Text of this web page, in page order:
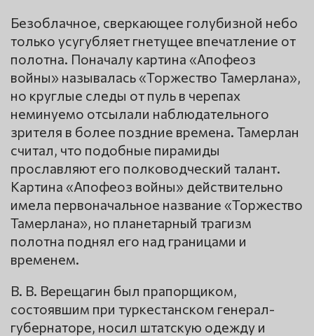
Безоблачное, сверкающее голубизной небо
только усугубляет гнетущее впечатление от
полотна. Поначалу картина «Апофеоз
войны» называлась «Торжество Тамерлана»,
но круглые следы от пуль в черепах
неминуемо отсылали наблюдательного
зрителя в более поздние времена. Тамерлан
считал, что подобные пирамиды
прославляют его полководческий талант.
Картина «Апофеоз войны» действительно
имела первоначальное название «Торжество
Тамерлана», но планетарный трагизм
полотна поднял его над границами и
временем.
В. В. Верещагин был прапорщиком,
состоявшим при туркестанском генерал-
губернаторе, носил штатскую одежду и